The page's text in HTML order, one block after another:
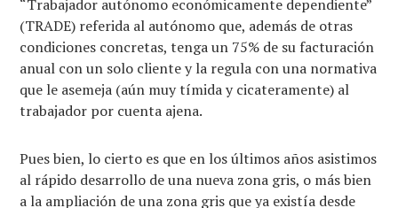
“Trabajador autónomo económicamente dependiente”
(TRADE) referida al autónomo que, además de otras
condiciones concretas, tenga un 75% de su facturación
anual con un solo cliente y la regula con una normativa
que le asemeja (aún muy tímida y cicateramente) al
trabajador por cuenta ajena.
Pues bien, lo cierto es que en los últimos años asistimos
al rápido desarrollo de una nueva zona gris, o más bien
a la ampliación de una zona gris que ya existía desde